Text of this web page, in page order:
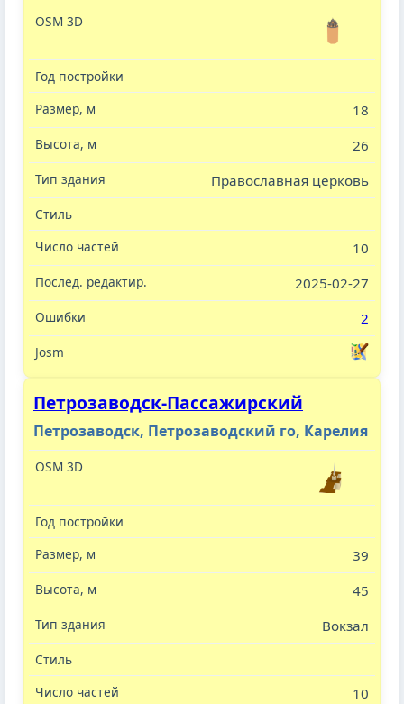
18
26
Православная церковь
10
2025-02-27
2
Петрозаводск-Пассажирский
Петрозаводск, Петрозаводский го, Карелия
39
45
Вокзал
10